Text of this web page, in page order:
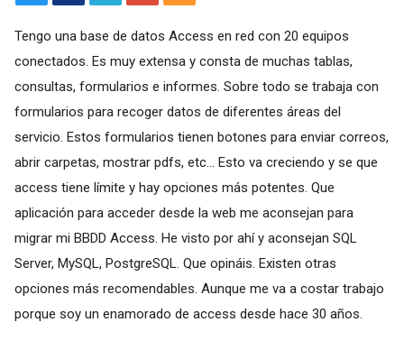
Tengo una base de datos Access en red con 20 equipos
conectados. Es muy extensa y consta de muchas tablas,
consultas, formularios e informes. Sobre todo se trabaja con
formularios para recoger datos de diferentes áreas del
servicio. Estos formularios tienen botones para enviar correos,
abrir carpetas, mostrar pdfs, etc... Esto va creciendo y se que
access tiene límite y hay opciones más potentes. Que
aplicación para acceder desde la web me aconsejan para
migrar mi BBDD Access. He visto por ahí y aconsejan SQL
Server, MySQL, PostgreSQL. Que opináis. Existen otras
opciones más recomendables. Aunque me va a costar trabajo
porque soy un enamorado de access desde hace 30 años.